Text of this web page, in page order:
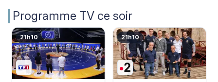
Programme TV ce soir
21h10 21h10